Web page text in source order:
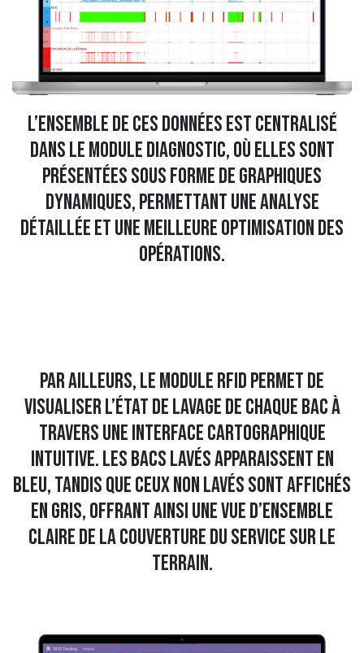
L’ensemble de ces données est centralisé
dans le module Diagnostic, où elles sont
présentées sous forme de graphiques
dynamiques, permettant une analyse
détaillée et une meilleure optimisation des
opérations.
Par ailleurs, le module RFID permet de
visualiser l’état de lavage de chaque bac à
travers une interface cartographique
intuitive. Les bacs lavés apparaissent en
bleu, tandis que ceux non lavés sont affichés
en gris, offrant ainsi une vue d’ensemble
claire de la couverture du service sur le
terrain.